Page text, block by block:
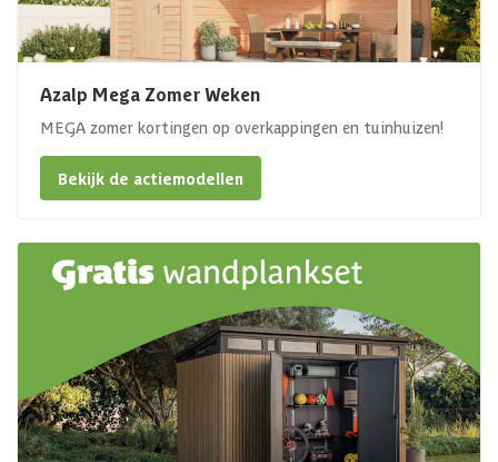
Azalp Mega Zomer Weken
MEGA zomer kortingen op overkappingen en tuinhuizen!
Bekijk de actiemodellen